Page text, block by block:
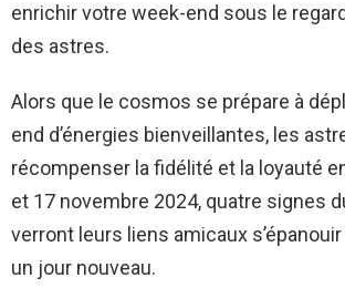
enrichir votre week-end sous le
des astres.
Alors que le cosmos se prépare à
end d’énergies bienveillantes, les
récompenser la fidélité et la loyauté
et 17 novembre 2024, quatre signes
verront leurs liens amicaux
un jour nouveau.